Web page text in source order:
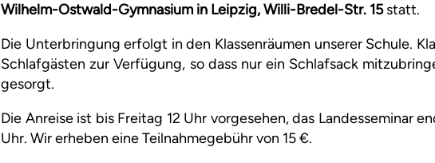
Wilhelm-Ostwald-Gymnasium in Leipzig, Willi-Bredel-Str. 15statt.
Die Unterbringung erfolgt in den Klassenräumen unserer Schule.
Schlafgästen zur Verfügung, so dass nur ein Schlafsack
gesorgt.
Die Anreise ist bis Freitag 12 Uhr vorgesehen, das Landesseminar
Uhr. Wir erheben eine Teilnahmegebühr von 15 €.